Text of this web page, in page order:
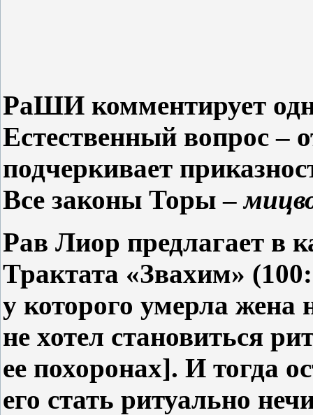
РаШИ комментирует
Естественный вопрос –
подчеркивает
Все законы Торы –
Рав Лиор предлагает в
Трактата «Звахим»
у которого умерла жена
не хотел становиться
ее похоронах]. И тогда
его стать ритуально